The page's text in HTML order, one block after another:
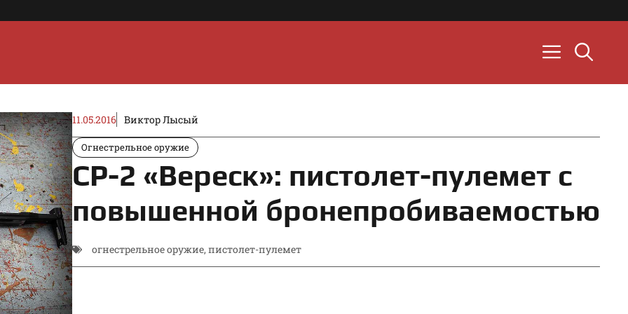
11.05.2016 Виктор Лысый
Огнестрельное оружие
СР-2 «Вереск»: пистолет-пулемет с
повышенной бронепробиваемостью
огнестрельное оружие, пистолет-пулемет